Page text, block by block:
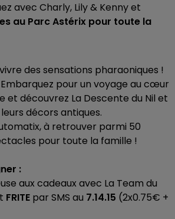
avec Charly, Lily & Kenny et
au Parc Astérix pour toute la
des sensations pharaoniques !
Embarquez pour un voyage au cœur
et découvrez La Descente du Nil et
leurs décors antiques.
à retrouver parmi 50
pour toute la famille !
:
aux cadeaux avec La Team du
FRITE par SMS au 7.14.15 (2x0.75€ +